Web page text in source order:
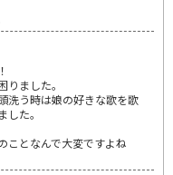
ました。
洗う時は娘の好きな歌を歌
た。
ことなんで大変ですよね